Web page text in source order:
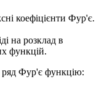
коефіцієнти Фур'є.
на розклад в
функцій.
Фур'є функцію: